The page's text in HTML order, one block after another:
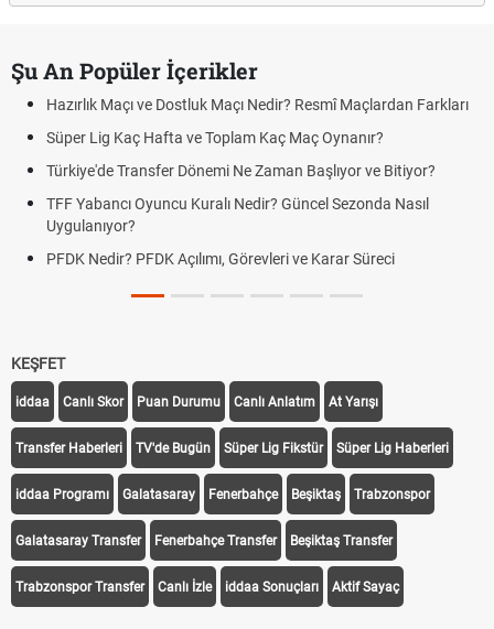
Şu An Popüler İçerikler
Hazırlık Maçı ve Dostluk Maçı Nedir? Resmî Maçlardan Farkları
Süper Lig Kaç Hafta ve Toplam Kaç Maç Oynanır?
Türkiye'de Transfer Dönemi Ne Zaman Başlıyor ve Bitiyor?
TFF Yabancı Oyuncu Kuralı Nedir? Güncel Sezonda Nasıl
Uygulanıyor?
PFDK Nedir? PFDK Açılımı, Görevleri ve Karar Süreci
KEŞFET
iddaa Canlı Skor Puan Durumu Canlı Anlatım At Yarışı
Transfer Haberleri TV'de Bugün Süper Lig Fikstür Süper Lig Haberleri
iddaa Programı Galatasaray Fenerbahçe Beşiktaş Trabzonspor
Galatasaray Transfer Fenerbahçe Transfer Beşiktaş Transfer
Trabzonspor Transfer Canlı İzle iddaa Sonuçları Aktif Sayaç